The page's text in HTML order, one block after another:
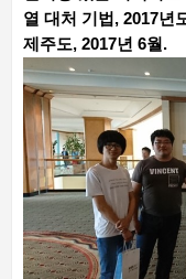
열 대처 기법, 2017년
제주도, 2017년 6월.